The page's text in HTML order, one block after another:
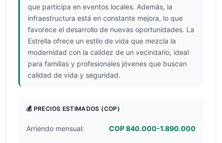
que participa en eventos locales. Además, la
infraestructura está en constante mejora, lo que
favorece el desarrollo de nuevas oportunidades. La
Estrella ofrece un estilo de vida que mezcla la
modernidad con la calidez de un vecindario, ideal
para familias y profesionales jóvenes que buscan
calidad de vida y seguridad.
💰 PRECIOS ESTIMADOS (COP)
Arriendo mensual: COP 840.000-1.890.000